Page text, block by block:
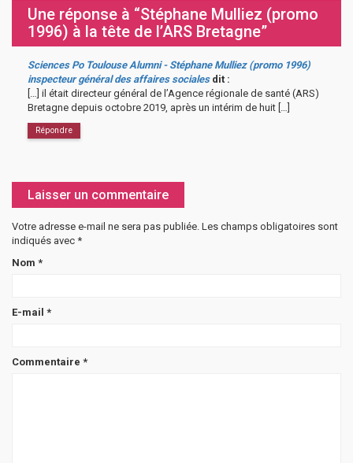
Une réponse à “Stéphane Mulliez (promo
1996) à la tête de l’ARS Bretagne”
Sciences Po Toulouse Alumni - Stéphane Mulliez (promo 1996)
inspecteur général des affaires sociales dit :
[…] il était directeur général de l’Agence régionale de santé (ARS)
Bretagne depuis octobre 2019, après un intérim de huit […]
Répondre
Laisser un commentaire
Votre adresse e-mail ne sera pas publiée. Les champs obligatoires sont
indiqués avec *
Nom *
E-mail *
Commentaire *